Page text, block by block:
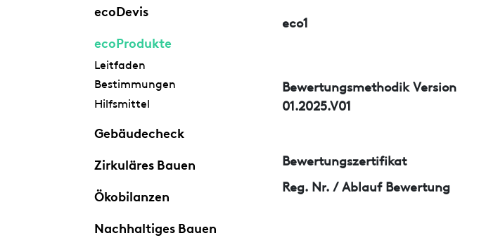
ecoDevis
ecoProdukte
Leitfaden
Bestimmungen
Hilfsmittel
Gebäudecheck
Zirkuläres Bauen
Ökobilanzen
Nachhaltiges Bauen
eco1
Bewertungsmethodik Version
01.2025.V01
Bewertungszertifikat
Reg. Nr. / Ablauf Bewertung